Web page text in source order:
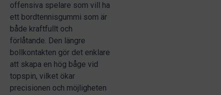
offensiva spelare som vill ha
ett bordtennisgummi som är
både kraftfullt och
förlåtande. Den längre
bollkontakten gör det enklare
att skapa en hög båge vid
topspin, vilket ökar
precisionen och möjligheten